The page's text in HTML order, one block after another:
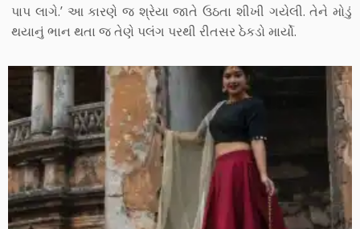
પાપ લાગે.’ આ કારણે જ શ્રેયા જાતે ઉઠતા શીખી ગયેલી. તેને મોડું
થયાનું ભાન થતા જ તેણે પલંગ પરથી રીતસર ઠેકડો માર્યો.